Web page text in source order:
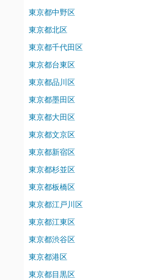
東京都中野区
東京都北区
東京都千代田区
東京都台東区
東京都品川区
東京都墨田区
東京都大田区
東京都文京区
東京都新宿区
東京都杉並区
東京都板橋区
東京都江戸川区
東京都江東区
東京都渋谷区
東京都港区
東京都目黒区